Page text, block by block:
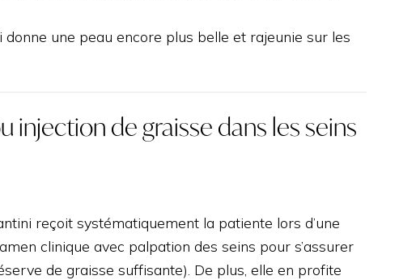
une peau encore plus belle et rajeunie sur les
de graisse dans les seins
reçoit systématiquement la patiente lors d’une
clinique avec palpation des seins pour s’assurer
de graisse suffisante). De plus, elle en profite